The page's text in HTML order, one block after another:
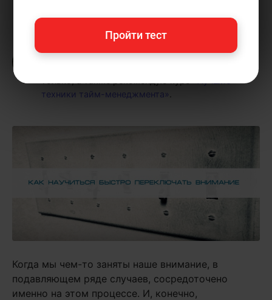
Кирилл Ногалес
— главред-популяризатор
экспертных знаний с опытом более 12 лет,
главред 4brain, путешественник.Пишу
техники тайм-менеджмента»
Когда мы чем-то заняты наше внимание, в
подавляющем ряде случаев, сосредоточено
именно на этом процессе. И, конечно,
Пройти тест